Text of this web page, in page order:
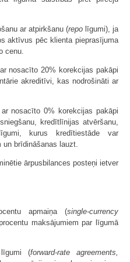
ar atpirkšanu (repo līgumi), ja
aktīvus pēc klienta pieprasījuma
cenu.
nosacīto 20% korekcijas pakāpi
akreditīvi, kas nodrošināti ar
nosacīto 0% korekcijas pakāpi
kredītlīnijas atvēršanu,
kurus kredītiestāde var
brīdināšanas lauzt.
ārpusbilances posteņi ietver
apmaiņa (single-currency
maksājumiem par līgumā
līgumi (forward-rate agreements,